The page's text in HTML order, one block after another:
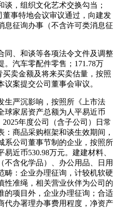
谈，组织文化艺术交换勾当；
董事特地会议审议通过，向建发
息征询办事（不含许可类消息征
、和谈等各项法令文件及调整
。汽车零配件零售；171.78万
买卖金额及将来买卖估量，按照
案提交公司董事会审议。
严沉影响，按照所《上市法
球家居资产总额为人平易近币
2025年度公司（含子公司）日常
商品采购框架和谈生效期间，
系公司董事节制的企业，按照所
易近币530.98万元。建建材料、
不含化学品）、办公用品、日用
畴：企业办理征询，计较机软硬
性准绳，相关营业伙伴为公司的
的项目外，企业办理征询；合适
代办署理办事费用程度，净资产